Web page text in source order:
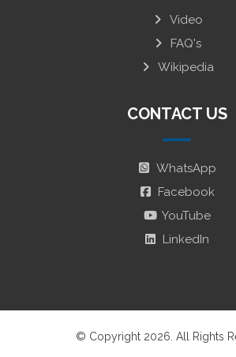
Video
FAQ's
Wikipedia
CONTACT US
WhatsApp
Facebook
YouTube
LinkedIn
© Copyright 2026. All Rights